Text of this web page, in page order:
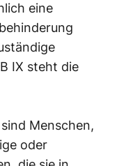
eine
IX steht die
Menschen,
oder